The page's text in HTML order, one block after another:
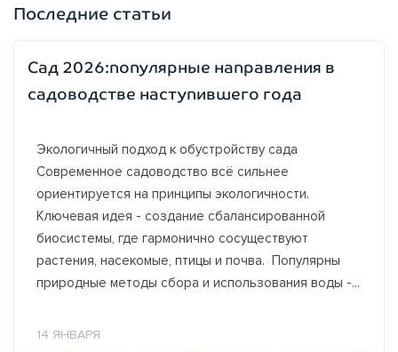
Последние статьи
Сад 2026:популярные направления в
садоводстве наступившего года
Экологичный подход к обустройству сада
Современное садоводство всё сильнее
ориентируется на принципы экологичности.
Ключевая идея - создание сбалансированной
биосистемы, где гармонично сосуществуют
растения, насекомые, птицы и почва. Популярны
природные методы сбора и использования воды -...
14 ЯНВАРЯ